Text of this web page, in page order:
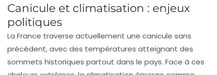
Canicule et climatisation : enjeux
politiques
La France traverse actuellement une canicule sans
précédent, avec des températures atteignant des
sommets historiques partout dans le pays. Face à ces